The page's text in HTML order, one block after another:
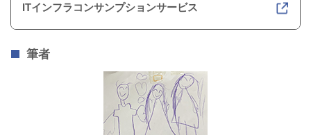
ITインフラコンサンプションサービス
筆者